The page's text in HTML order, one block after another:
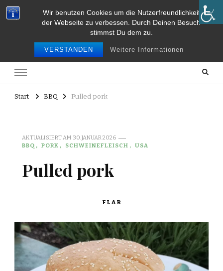
Wir benutzen Cookies um die Nutzerfreundlichkeit
der Webseite zu verbessen. Durch Deinen Besuch
stimmst Du dem zu.
VERSTANDEN Weitere Informationen
Food and Travel
Start BBQ Pulled pork
AKTUALISIERT AM 30. JANUAR 2026
BBQ
PORK SCHWEINEFLEISCH USA
Pulled pork
FLAR